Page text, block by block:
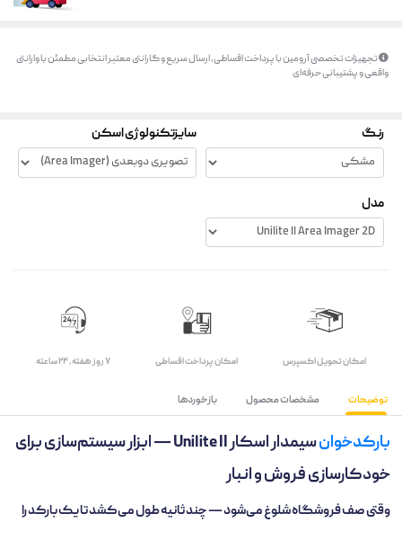
تجهیزات تخصصی آرومین با پرداخت اقساطی، ارسال سریع و گارانتی معتبر انتخابی مطمئن با وارانتی
واقعی و پشتیبانی حرفه‌ای
رنگ سایزتکنولوژی اسکن
مدل
اﻣﮑﺎن ﺗﺤﻮﯾﻞ اﮐﺴﭙﺮس امکان پرداخت اقساطی ۷ روز ﻫﻔﺘﻪ، ۲۴ ﺳﺎﻋﺘﻪ
توضیحات مشخصات محصول بازخوردها
بارکدخوان
سیمدار اسکار Unilite II — ابزار سیستم‌سازی برای
خودکارسازی فروش و انبار
وقتی صف فروشگاه شلوغ می‌شود — چند ثانیه طول می‌کشد تا یک بارکد را